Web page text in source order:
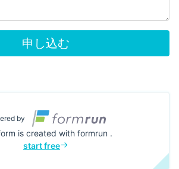
申し込む
by
is created with formrun .
start free